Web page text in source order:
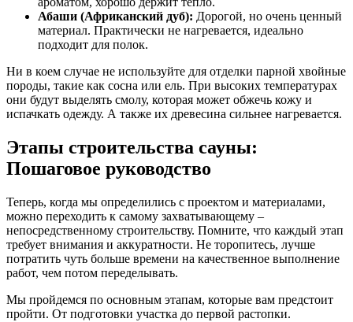
Абаши (Африканский дуб): Дорогой, но очень ценный
материал. Практически не нагревается, идеально
подходит для полок.
Ни в коем случае не используйте для отделки парной хвойные
породы, такие как сосна или ель. При высоких температурах
они будут выделять смолу, которая может обжечь кожу и
испачкать одежду. А также их древесина сильнее нагревается.
Этапы строительства сауны:
Пошаговое руководство
Теперь, когда мы определились с проектом и материалами,
можно переходить к самому захватывающему –
непосредственному строительству. Помните, что каждый этап
требует внимания и аккуратности. Не торопитесь, лучше
потратить чуть больше времени на качественное выполнение
работ, чем потом переделывать.
Мы пройдемся по основным этапам, которые вам предстоит
пройти. От подготовки участка до первой растопки.